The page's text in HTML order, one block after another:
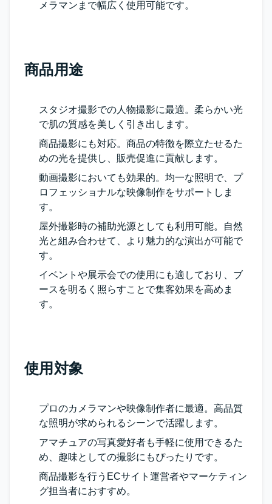
メラマンまで幅広く使用可能です。
商品用途
スタジオ撮影での人物撮影に最適。柔らかい光
で肌の質感を美しく引き出します。
商品撮影にも対応。商品の特徴を際立たせるた
めの光を提供し、販売促進に貢献します。
動画撮影においても効果的。均一な照明で、プ
ロフェッショナルな映像制作をサポートしま
す。
屋外撮影時の補助光源としても利用可能。自然
光と組み合わせて、より魅力的な演出が可能で
す。
イベントや展示会での使用にも適しており、ブ
ースを明るく照らすことで集客効果を高めま
す。
使用対象
プロのカメラマンや映像制作者に最適。高品質
な照明が求められるシーンで活躍します。
アマチュアの写真愛好者も手軽に使用できるた
め、趣味としての撮影にもぴったりです。
商品撮影を行うECサイト運営者やマーケティン
グ担当者におすすめ。